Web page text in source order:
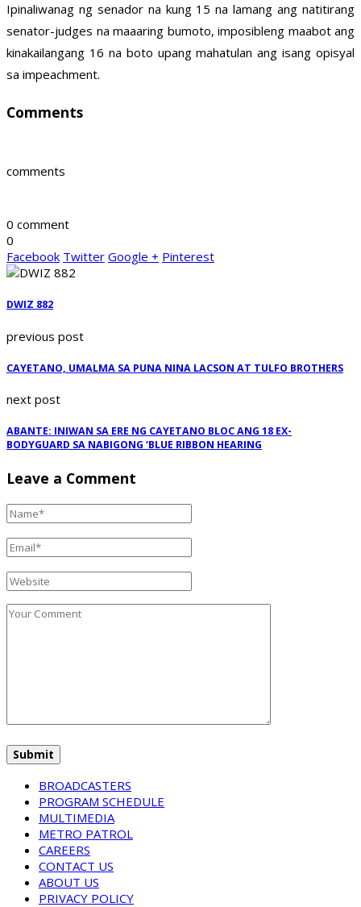
Ipinaliwanag ng senador na kung 15 na lamang ang natitirang
senator-judges na maaaring bumoto, imposibleng maabot ang
kinakailangang 16 na boto upang mahatulan ang isang opisyal
sa impeachment.
Comments
comments
0 comment
0
Facebook Twitter Google + Pinterest
DWIZ 882
previous post
CAYETANO, UMALMA SA PUNA NINA LACSON AT TULFO BROTHERS
next post
ABANTE: INIWAN SA ERE NG CAYETANO BLOC ANG 18 EX-
BODYGUARD SA NABIGONG ‘BLUE RIBBON HEARING
Leave a Comment
BROADCASTERS
PROGRAM SCHEDULE
MULTIMEDIA
METRO PATROL
CAREERS
CONTACT US
ABOUT US
PRIVACY POLICY